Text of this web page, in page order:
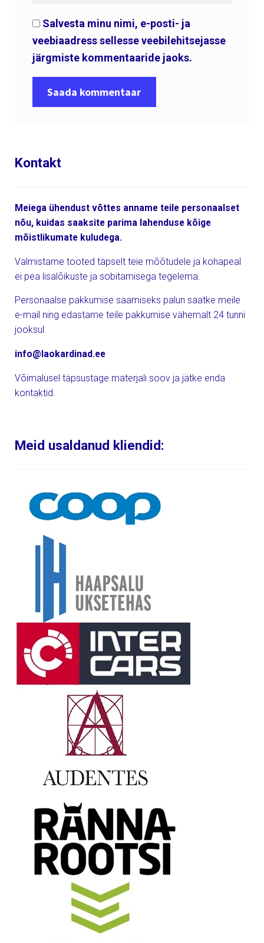
Salvesta minu nimi, e-posti- ja
veebiaadress sellesse veebilehitsejasse
järgmiste kommentaaride jaoks.
Kontakt
Meiega ühendust võttes anname teile personaalset
nõu, kuidas saaksite parima lahenduse kõige
mõistlikumate kuludega.
Valmistame tooted täpselt teie mõõtudele ja kohapeal
ei pea lisalõikuste ja sobitamisega tegelema.
Personaalse pakkumise saamiseks palun saatke meile
e-mail ning edastame teile pakkumise vähemalt 24 tunni
jooksul.
info@laokardinad.ee
Võimalusel täpsustage materjali soov ja jätke enda
kontaktid.
Meid usaldanud kliendid: